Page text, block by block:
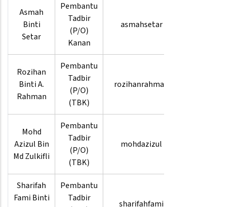
Asmah
Binti
Setar
Pembantu
Tadbir
(P/O)
Kanan
asmahsetar
Rozihan
Binti A.
Rahman
Pembantu
Tadbir
(P/O)
(TBK)
rozihanrahman
Mohd
Azizul Bin
Md Zulkifli
Pembantu
Tadbir
(P/O)
(TBK)
mohdazizul
Sharifah
Fami Binti
Pembantu
Tadbir
sharifahfami